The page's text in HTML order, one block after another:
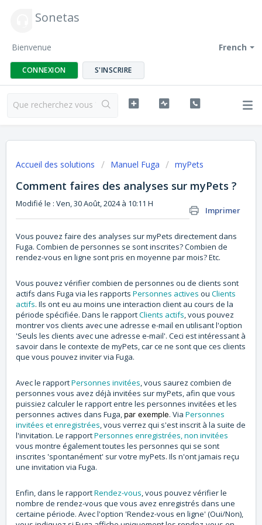
Sonetas
French
Bienvenue
CONNEXION S'INSCRIRE
Accueil des solutions Manuel Fuga myPets
Comment faires des analyses sur myPets ?
Imprimer
Modifié le : Ven, 30 Août, 2024 à 10:11 H
Vous pouvez faire des analyses sur myPets directement dans
Fuga. Combien de personnes se sont inscrites? Combien de
rendez-vous en ligne sont pris en moyenne par mois? Etc.
Vous pouvez vérifier combien de personnes ou de clients sont
actifs dans Fuga via les rapports Personnes actives ou Clients
actifs. Ils ont eu au moins une interaction client au cours de la
période spécifiée. Dans le rapportClients actifs, vous pouvez
montrer vos clients avec une adresse e-mail en utilisant l'option
'Seuls les clients avec une adresse e-mail'. Ceci est intéressant à
savoir dans le contexte de myPets, car ce ne sont que ces clients
que vous pouvez inviter via Fuga.
Avec le rapportPersonnes invitées, vous saurez combien de
personnes vous avez déjà invitées sur myPets, afin que vous
puissiez calculer le rapport entre les personnes invitées et les
personnes actives dans Fuga, par exemple. Via Personnes
invitées et enregistrées, vous verrez qui s'est inscrit à la suite de
l'invitation. Le rapportPersonnes enregistrées, non invitées
vous montre également toutes les personnes qui se sont
inscrites 'spontanément' sur votre myPets. Ils n'ont jamais reçu
une invitation via Fuga.
Enfin, dans le rapportRendez-vous, vous pouvez vérifier le
nombre de rendez-vous que vous avez enregistrés dans une
certaine période. Avec l'option 'Rendez-vous en ligne' (Oui/Non),